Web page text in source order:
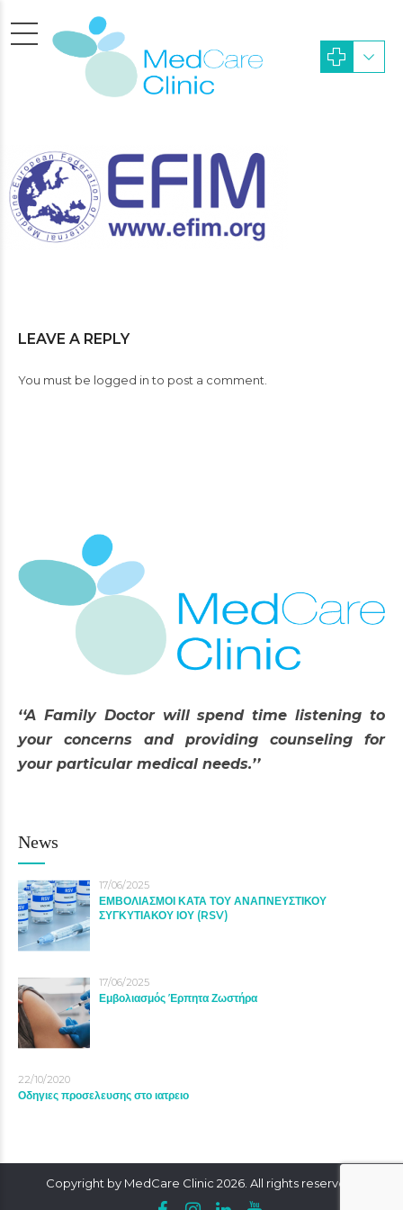
LEAVE A REPLY
You must be logged into post a comment.
‘‘A Family Doctor will spend time listening to
your concerns and providing counseling for
your particular medical needs.’’
News
17/06/2025
ΕΜΒΟΛΙΑΣΜΟΙ ΚΑΤΑ ΤΟΥ ΑΝΑΠΝΕΥΣΤΙΚΟΥ
ΣΥΓΚΥΤΙΑΚΟΥ ΙΟΥ (RSV)
17/06/2025
Εμβολιασμός Έρπητα Ζωστήρα
22/10/2020
Οδηγιες προσελευσης στο ιατρειο
Copyright by MedCare Clinic 2026. All rights reserved.